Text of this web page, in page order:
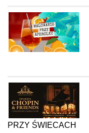
PRZY ŚWIECACH